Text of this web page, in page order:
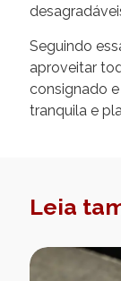
Seguindo
aproveitar
consignado
tranquila e
Leia